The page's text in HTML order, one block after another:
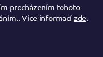
procházením tohoto
Více informací zde.